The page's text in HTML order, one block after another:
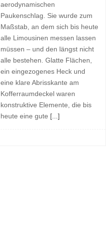
aerodynamischen
Paukenschlag. Sie wurde zum
Maßstab, an dem sich bis heute
alle Limousinen messen lassen
müssen – und den längst nicht
alle bestehen. Glatte Flächen,
ein eingezogenes Heck und
eine klare Abrisskante am
Kofferraumdeckel waren
konstruktive Elemente, die bis
heute eine gute [...]